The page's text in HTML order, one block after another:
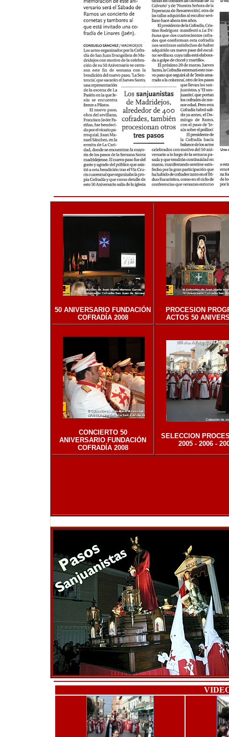
50 ANIVERSARIO FUNDACIÓN
COFRADÍA2008
PROCESION
ACTOS 50
CONCIERTO 50
ANIVERSARIO FUNDACIÓN
COFRADÍA 2008
SELECCION
2005 - 2006 -